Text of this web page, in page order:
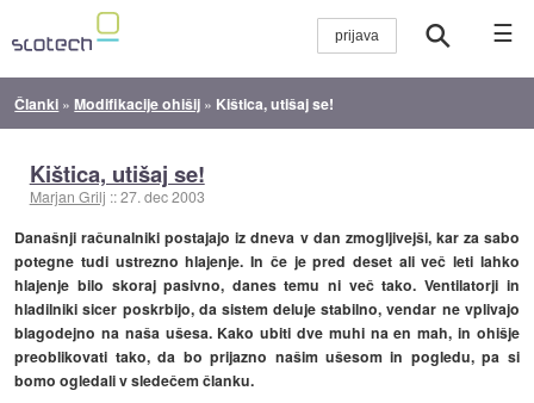
☰
Članki »Modifikacije ohišij » Kištica, utišaj se!
Kištica, utišaj se!
Marjan Grilj ::27. dec 2003
Današnji računalniki postajajo iz dneva v dan zmogljivejši, kar za sabo
potegne tudi ustrezno hlajenje. In če je pred deset ali več leti lahko
hlajenje bilo skoraj pasivno, danes temu ni več tako. Ventilatorji in
hladilniki sicer poskrbijo, da sistem deluje stabilno, vendar ne vplivajo
blagodejno na naša ušesa. Kako ubiti dve muhi na en mah, in ohišje
preoblikovati tako, da bo prijazno našim ušesom in pogledu, pa si
bomo ogledali v sledečem članku.